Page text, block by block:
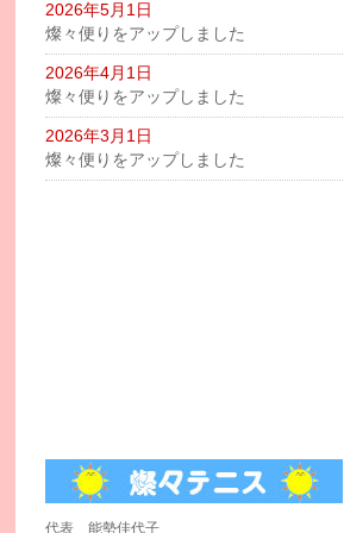
2026年5月1日
燦々便りをアップしました
2026年4月1日
燦々便りをアップしました
2026年3月1日
燦々便りをアップしました
代表 能勢佳代子